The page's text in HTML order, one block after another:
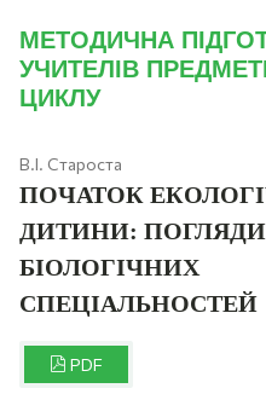
МЕТОДИЧНА
УЧИТЕЛІВ
ЦИКЛУ
В.І. Староста
ПОЧАТОК
ДИТИНИ: ПОГЛЯДИ
БІОЛОГІЧНИХ
СПЕЦІАЛЬНОСТЕЙ
PDF